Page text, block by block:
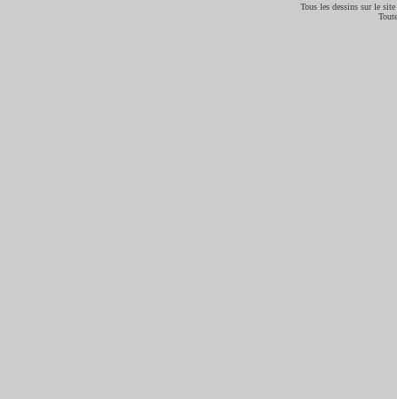
Tous les dessins sur le